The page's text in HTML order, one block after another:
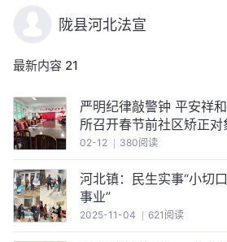
陇县河北法宣
最新内容 21
严明纪律敲警钟 平安祥
所召开春节前社区矫正
02-12 380阅读
河北镇：民生实事“小切
事业”
2025-11-04 621阅读